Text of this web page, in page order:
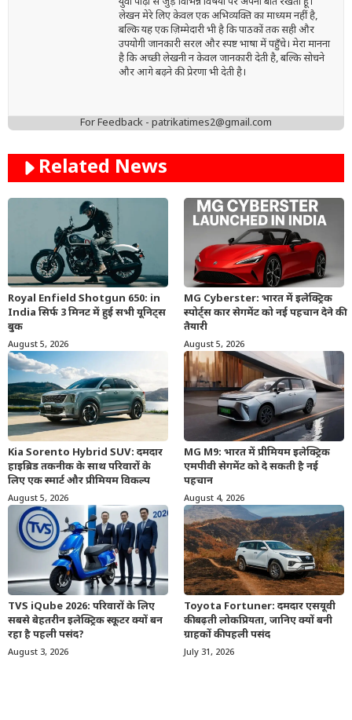
लेखन मेरे लिए केवल एक अभिव्यक्ति का माध्यम नहीं है,
बल्कि यह एक ज़िम्मेदारी भी है कि पाठकों तक सही और
उपयोगी जानकारी सरल और स्पष्ट भाषा में पहुँचे। मेरा मानना
है कि अच्छी लेखनी न केवल जानकारी देती है, बल्कि सोचने
और आगे बढ़ने की प्रेरणा भी देती है।
For Feedback - patrikatimes2@gmail.com
Related News
Royal Enfield Shotgun 650: in
India सिर्फ 3 मिनट में हुई सभी यूनिट्स
बुक
August 5, 2026
MG Cyberster: भारत में इलेक्ट्रिक
स्पोर्ट्स कार सेगमेंट को नई पहचान देने की
तैयारी
August 5, 2026
Kia Sorento Hybrid SUV: दमदार
हाइब्रिड तकनीक के साथ परिवारों के
लिए एक स्मार्ट और प्रीमियम विकल्प
August 5, 2026
MG M9: भारत में प्रीमियम इलेक्ट्रिक
एमपीवी सेगमेंट को दे सकती है नई
पहचान
August 4, 2026
TVS iQube 2026: परिवारों के लिए
सबसे बेहतरीन इलेक्ट्रिक स्कूटर क्यों बन
रहा है पहली पसंद?
August 3, 2026
Toyota Fortuner: दमदार एसयूवी
की बढ़ती लोकप्रियता, जानिए क्यों बनी
ग्राहकों की पहली पसंद
July 31, 2026